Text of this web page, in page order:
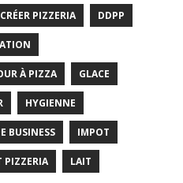
CRÉER PIZZERIA DDPP
À PIZZA GLACE
HYGIENNE
BUSINESS IMPOT
PIZZERIA LAIT